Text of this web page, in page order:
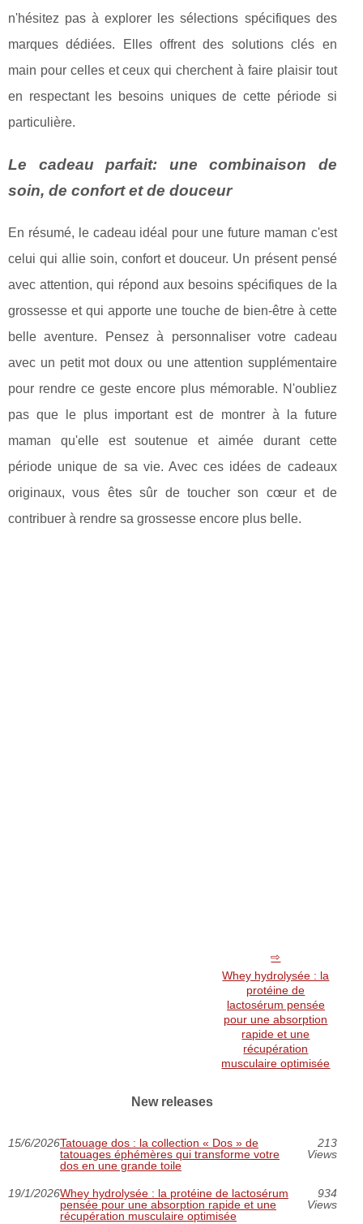
n'hésitez pas à explorer les sélections spécifiques des
marques dédiées. Elles offrent des solutions clés en
main pour celles et ceux qui cherchent à faire plaisir tout
en respectant les besoins uniques de cette période si
particulière.
Le cadeau parfait: une combinaison de
soin, de confort et de douceur
En résumé, le cadeau idéal pour une future maman c'est
celui qui allie soin, confort et douceur. Un présent pensé
avec attention, qui répond aux besoins spécifiques de la
grossesse et qui apporte une touche de bien-être à cette
belle aventure. Pensez à personnaliser votre cadeau
avec un petit mot doux ou une attention supplémentaire
pour rendre ce geste encore plus mémorable. N'oubliez
pas que le plus important est de montrer à la future
maman qu'elle est soutenue et aimée durant cette
période unique de sa vie. Avec ces idées de cadeaux
originaux, vous êtes sûr de toucher son cœur et de
contribuer à rendre sa grossesse encore plus belle.
Whey hydrolysée : la
protéine de
lactosérum pensée
pour une absorption
rapide et une
récupération
musculaire optimisée
New releases
15/6/2026Tatouage dos : la collection « Dos » de
tatouages éphémères qui transforme votre
dos en une grande toile
213
Views
19/1/2026Whey hydrolysée : la protéine de lactosérum
pensée pour une absorption rapide et une
récupération musculaire optimisée
934
Views